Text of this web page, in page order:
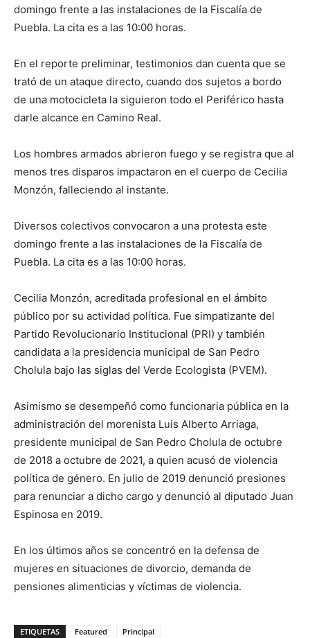
domingo frente a las instalaciones de la Fiscalía de
Puebla. La cita es a las 10:00 horas.
En el reporte preliminar, testimonios dan cuenta que se
trató de un ataque directo, cuando dos sujetos a bordo
de una motocicleta la siguieron todo el Periférico hasta
darle alcance en Camino Real.
Los hombres armados abrieron fuego y se registra que al
menos tres disparos impactaron en el cuerpo de Cecilia
Monzón, falleciendo al instante.
Diversos colectivos convocaron a una protesta este
domingo frente a las instalaciones de la Fiscalía de
Puebla. La cita es a las 10:00 horas.
Cecilia Monzón, acreditada profesional en el ámbito
público por su actividad política. Fue simpatizante del
Partido Revolucionario Institucional (PRI) y también
candidata a la presidencia municipal de San Pedro
Cholula bajo las siglas del Verde Ecologista (PVEM).
Asimismo se desempeñó como funcionaria pública en la
administración del morenista Luis Alberto Arriaga,
presidente municipal de San Pedro Cholula de octubre
de 2018 a octubre de 2021, a quien acusó de violencia
política de género. En julio de 2019 denunció presiones
para renunciar a dicho cargo y denunció al diputado Juan
Espinosa en 2019.
En los últimos años se concentró en la defensa de
mujeres en situaciones de divorcio, demanda de
pensiones alimenticias y víctimas de violencia.
ETIQUETAS Featured Principal